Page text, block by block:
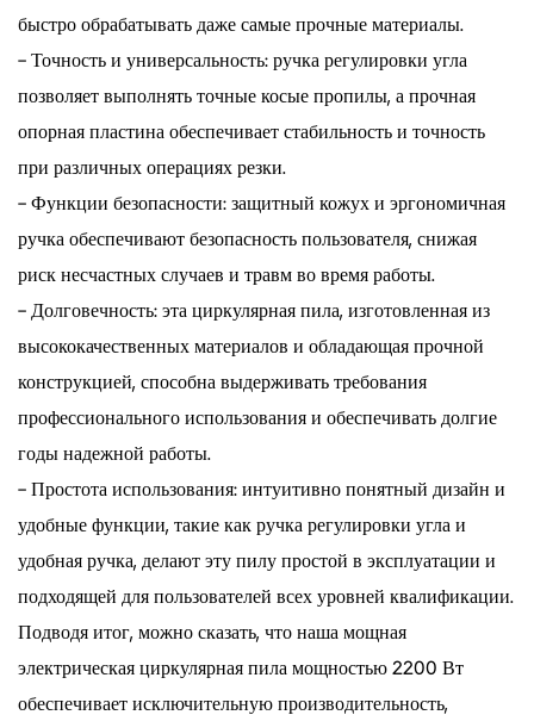
быстро обрабатывать даже самые прочные материалы.
- Точность и универсальность: ручка регулировки угла
позволяет выполнять точные косые пропилы, а прочная
опорная пластина обеспечивает стабильность и точность
при различных операциях резки.
- Функции безопасности: защитный кожух и эргономичная
ручка обеспечивают безопасность пользователя, снижая
риск несчастных случаев и травм во время работы.
- Долговечность: эта циркулярная пила, изготовленная из
высококачественных материалов и обладающая прочной
конструкцией, способна выдерживать требования
профессионального использования и обеспечивать долгие
годы надежной работы.
- Простота использования: интуитивно понятный дизайн и
удобные функции, такие как ручка регулировки угла и
удобная ручка, делают эту пилу простой в эксплуатации и
подходящей для пользователей всех уровней квалификации.
Подводя итог, можно сказать, что наша мощная
электрическая циркулярная пила мощностью 2200 Вт
обеспечивает исключительную производительность,